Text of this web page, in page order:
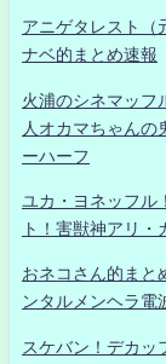
アニゲタレスト
ナベ的まとめ速報
火浦のシネマッフ
人オカマちゃん
ーハーフ
ユカ・ヨネッフル
ト！害獣神アリ
おネコさん的ま
ンタルメンヘラ電
スケバン！デカッ